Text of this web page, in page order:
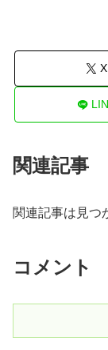
X
関連記事
関連記事は見つ
コメント